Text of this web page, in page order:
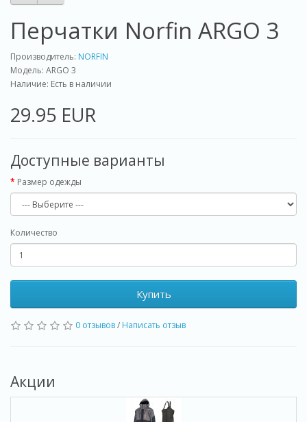
Перчатки Norfin ARGO 3
Производитель: NORFIN
Модель: ARGO 3
Наличие: Есть в наличии
29.95 EUR
Доступные варианты
Pазмер одежды
Количество
Купить
0 отзывов/ Написать отзыв
Акции